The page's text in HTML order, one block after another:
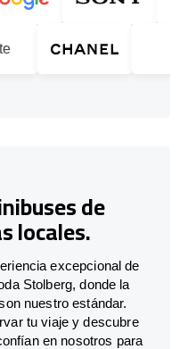
de
locales.
excepcional de
Stolberg, donde la
nuestro estándar.
tu viaje y descubre
en nosotros para